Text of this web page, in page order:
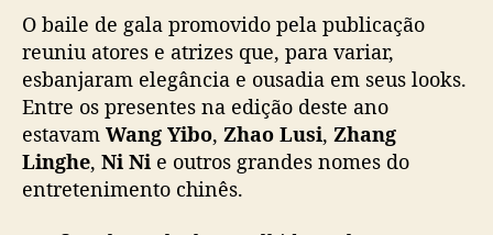
Z
h
a
n
g
L
i
h
O baile de gala promovido pela publicação
reuniu atores e atrizes que, para variar,
esbanjaram elegância e ousadia em seus looks.
Entre os presentes na edição deste ano
estavam Wang Yibo, Zhao Lusi, Zhang
Linghe, Ni Ni e outros grandes nomes do
entretenimento chinês.